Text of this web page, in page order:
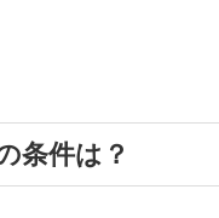
条件は？